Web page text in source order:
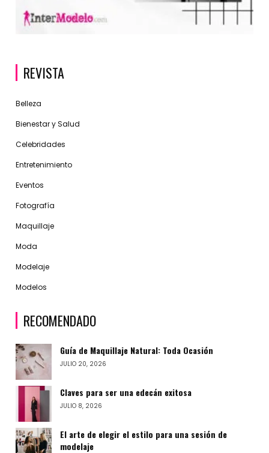
REVISTA
Belleza
Bienestar y Salud
Celebridades
Entretenimiento
Eventos
Fotografía
Maquillaje
Moda
Modelaje
Modelos
RECOMENDADO
Guía de Maquillaje Natural: Toda Ocasión
JULIO 20, 2026
Claves para ser una edecán exitosa
JULIO 8, 2026
El arte de elegir el estilo para una sesión de
modelaje